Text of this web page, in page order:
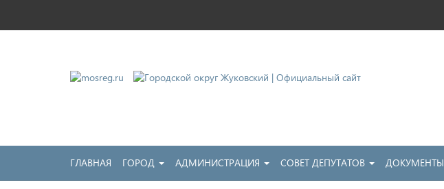
ГЛАВНАЯ ГОРОД АДМИНИСТРАЦИЯ СОВЕТ ДЕПУТАТОВ ДОКУМЕНТЫ